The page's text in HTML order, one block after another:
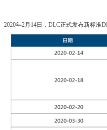
2020年2月14日，DLC正式发布新标准